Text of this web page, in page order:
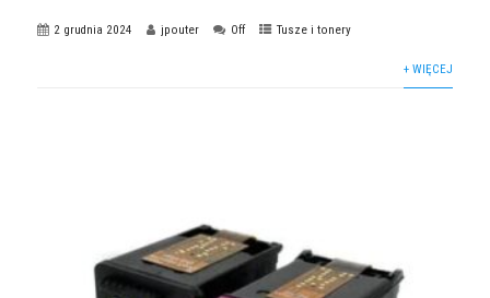
2 grudnia 2024 jpouter Off Tusze i tonery
+ WIĘCEJ